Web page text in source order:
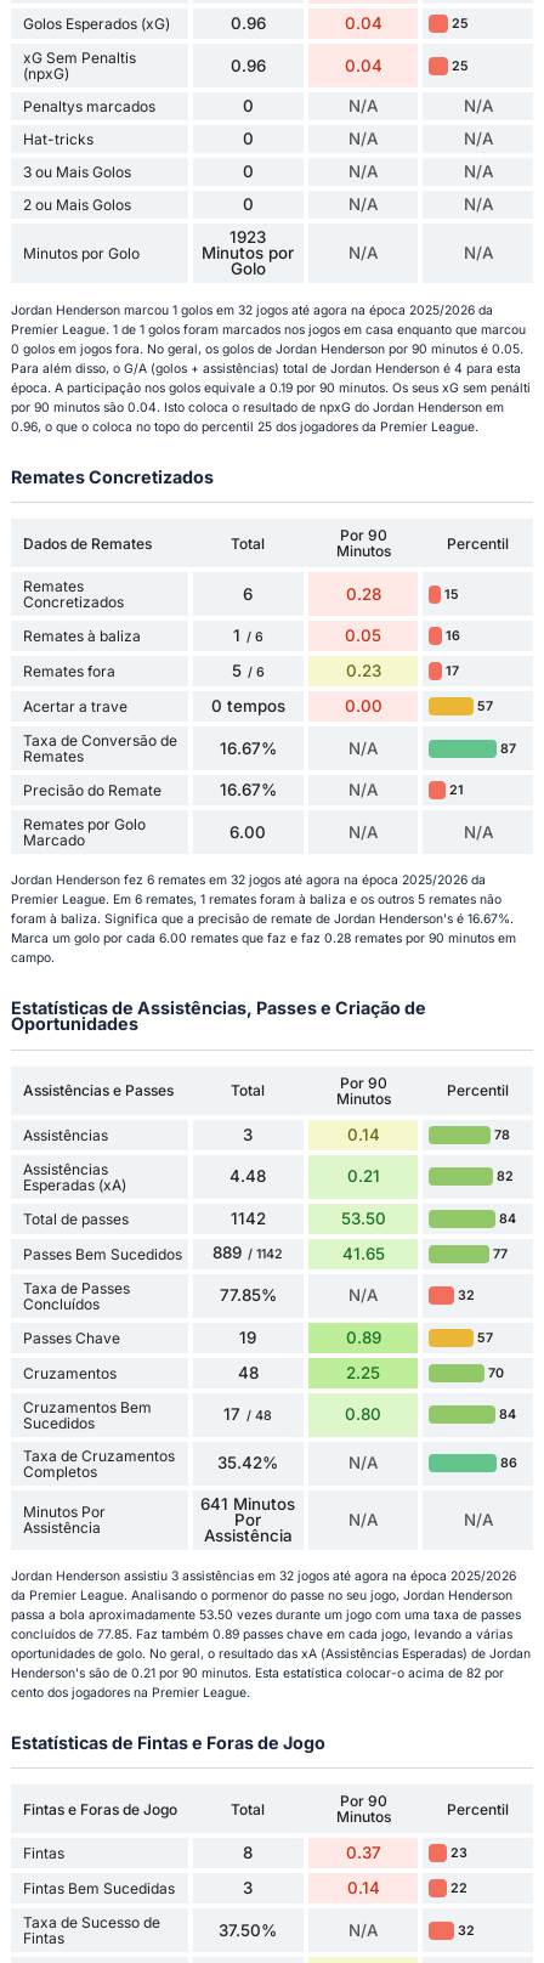
Golos Esperados (xG) 0.96 0.04 25
xG Sem Penaltis
(npxG)
0.96 0.04 25
Penaltys marcados 0 N/A N/A
Hat-tricks 0 N/A N/A
3 ou Mais Golos 0 N/A N/A
2 ou Mais Golos 0 N/A N/A
Minutos por Golo
1923
Minutos por
Golo
N/A N/A
Jordan Henderson marcou 1 golos em 32 jogos até agora na época 2025/2026 da
Premier League. 1 de 1 golos foram marcados nos jogos em casa enquanto que marcou
0 golos em jogos fora. No geral, os golos de Jordan Henderson por 90 minutos é 0.05.
Para além disso, o G/A (golos + assistências) total de Jordan Henderson é 4 para esta
época. A participação nos golos equivale a 0.19 por 90 minutos. Os seus xG sem penálti
por 90 minutos são 0.04. Isto coloca o resultado de npxG do Jordan Henderson em
0.96, o que o coloca no topo do percentil 25 dos jogadores da Premier League.
Remates Concretizados
Dados de Remates Total
Por 90
Minutos
Percentil
Remates
Concretizados
6 0.28 15
Remates à baliza 1 / 6 0.05 16
Remates fora 5 / 6 0.23 17
Acertar a trave 0 tempos 0.00 57
Taxa de Conversão de
Remates
16.67% N/A 87
Precisão do Remate 16.67% N/A 21
Remates por Golo
Marcado
6.00 N/A N/A
Jordan Henderson fez 6 remates em 32 jogos até agora na época 2025/2026 da
Premier League. Em 6 remates, 1 remates foram à baliza e os outros 5 remates não
foram à baliza. Significa que a precisão de remate de Jordan Henderson's é 16.67%.
Marca um golo por cada 6.00 remates que faz e faz 0.28 remates por 90 minutos em
campo.
Estatísticas de Assistências, Passes e Criação de
Oportunidades
Assistências e Passes Total
Por 90
Minutos
Percentil
Assistências 3 0.14 78
Assistências
Esperadas (xA)
4.48 0.21 82
Total de passes 1142 53.50 84
Passes Bem Sucedidos 889 / 1142 41.65 77
Taxa de Passes
Concluídos
77.85% N/A 32
Passes Chave 19 0.89 57
Cruzamentos 48 2.25 70
Cruzamentos Bem
Sucedidos
17 / 48 0.80 84
Taxa de Cruzamentos
Completos
35.42% N/A 86
Minutos Por
Assistência
641 Minutos
Por
Assistência
N/A N/A
Jordan Henderson assistiu 3 assistências em 32 jogos até agora na época 2025/2026
da Premier League. Analisando o pormenor do passe no seu jogo, Jordan Henderson
passa a bola aproximadamente 53.50 vezes durante um jogo com uma taxa de passes
concluídos de 77.85. Faz também 0.89 passes chave em cada jogo, levando a várias
oportunidades de golo. No geral, o resultado das xA (Assistências Esperadas) de Jordan
Henderson's são de 0.21 por 90 minutos. Esta estatística colocar-o acima de 82 por
cento dos jogadores na Premier League.
Estatísticas de Fintas e Foras de Jogo
Fintas e Foras de Jogo Total
Por 90
Minutos
Percentil
Fintas 8 0.37 23
Fintas Bem Sucedidas 3 0.14 22
Taxa de Sucesso de
Fintas
37.50% N/A 32